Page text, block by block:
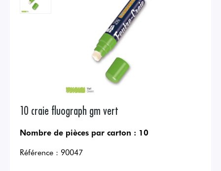
10 craie fluograph gm vert
Nombre de pièces par carton : 10
Référence : 90047